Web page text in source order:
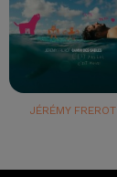
JÉRÉMY FREROT